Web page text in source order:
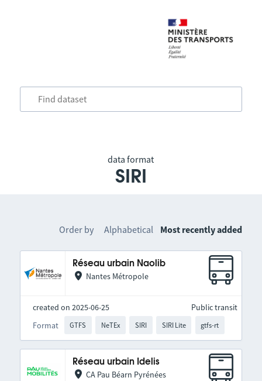
data format
SIRI
Order by Alphabetical Most recently added
Réseau urbain Naolib
Nantes Métropole
created on 2025-06-25
Format
GTFS NeTEx SIRI SIRI Lite gtfs-rt
Public transit
Réseau urbain Idelis
CA Pau Béarn Pyrénées